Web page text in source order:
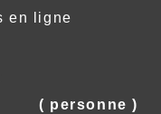
en ligne
( personne )